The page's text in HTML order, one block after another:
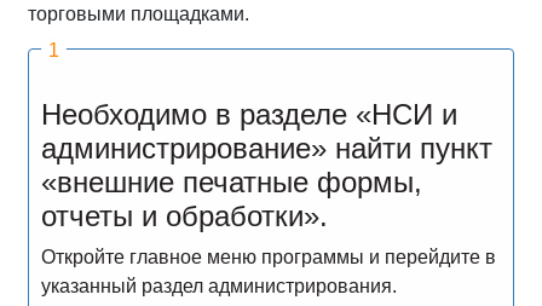
торговыми площадками.
Необходимо в разделе «НСИ и
администрирование» найти пункт
«внешние печатные формы,
отчеты и обработки».
Откройте главное меню программы и перейдите в
указанный раздел администрирования.